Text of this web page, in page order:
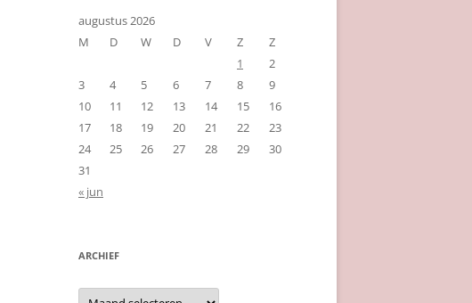
augustus 2026
M
D W D V Z
Z
1
2
3
4 5 6 7 8
9
10
11 12 13 14 15
16
17
18 19 20 21 22
23
24
25 26 27 28 29
30
31
« jun
ARCHIEF
Archief